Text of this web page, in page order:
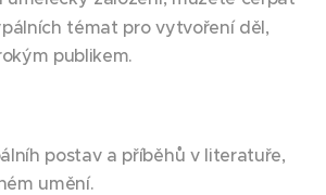
témat pro vytvoření děl,
publikem.
postav a příběhů v literatuře,
umění.